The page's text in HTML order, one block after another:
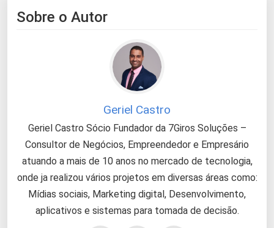
Sobre o Autor
Geriel Castro
Geriel Castro Sócio Fundador da 7Giros Soluções –
Consultor de Negócios, Empreendedor e Empresário
atuando a mais de 10 anos no mercado de tecnologia,
onde ja realizou vários projetos em diversas áreas como:
Mídias sociais, Marketing digital, Desenvolvimento,
aplicativos e sistemas para tomada de decisão.